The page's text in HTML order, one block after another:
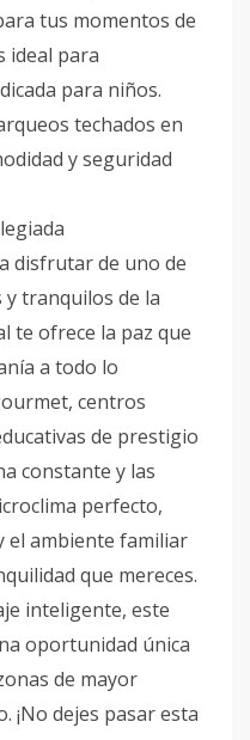
tus momentos de
ideal para
para niños.
techados en
y seguridad
disfrutar de uno de
y tranquilos de la
te ofrece la paz que
a todo lo
centros
de prestigio
constante y las
perfecto,
el ambiente familiar
que mereces.
inteligente, este
oportunidad única
de mayor
¡No dejes pasar esta